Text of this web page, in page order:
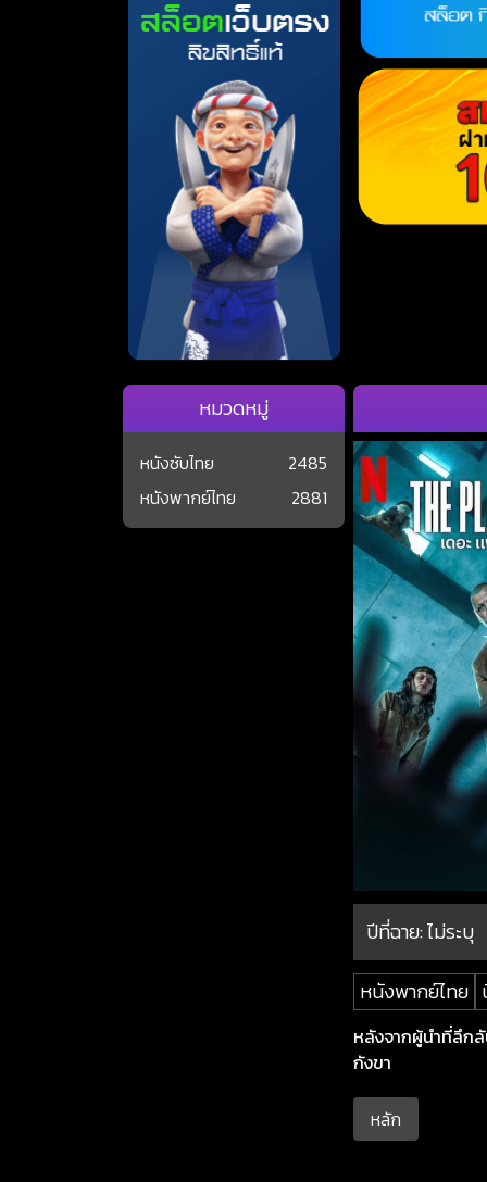
ปีที่ฉาย:ไม่ระบุ
หนังพากย์ไทย
หลังจากผู้นำที่ลึก
กังขา
หลัก
หมวดหมู่
หนังซับไทย
2485
หนังพากย์ไทย
2881